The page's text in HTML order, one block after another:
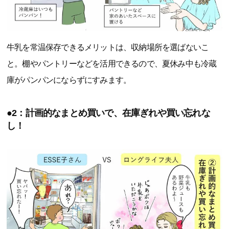
牛乳を常温保存できるメリットは、収納場所を選ばないこ
と。棚やパントリーなどを活用できるので、夏休み中も冷蔵
庫がパンパンにならずにすみます。
●2：計画的なまとめ買いで、在庫ぎれや買い忘れな
し！